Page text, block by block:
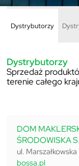
Dystrybutorzy
Dystrybutorzy
Sprzedaż
terenie całego
DOM
ŚRODOWISKA
ul.
bossa.pl